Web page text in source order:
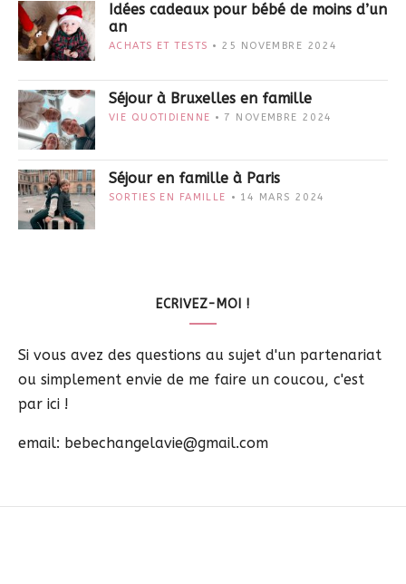
Idées cadeaux pour bébé de moins d’un
an
ACHATS ET TESTS 25 NOVEMBRE 2024
Séjour à Bruxelles en famille
VIE QUOTIDIENNE 7 NOVEMBRE 2024
Séjour en famille à Paris
SORTIES EN FAMILLE 14 MARS 2024
ECRIVEZ-MOI !
Si vous avez des questions au sujet d'un partenariat
ou simplement envie de me faire un coucou, c'est
par ici !
email: bebechangelavie@gmail.com